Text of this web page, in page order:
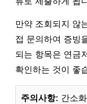
만약 조회되지 않
접 문의하여 증빙
되는 항목은 연금
확인하는 것이 좋
주의사항: 간소